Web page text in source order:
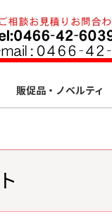
販促品・ノベルティ